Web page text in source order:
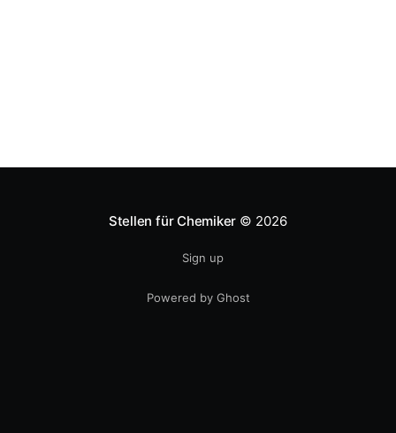
Stellen für Chemiker © 2026
Sign up
Powered by Ghost